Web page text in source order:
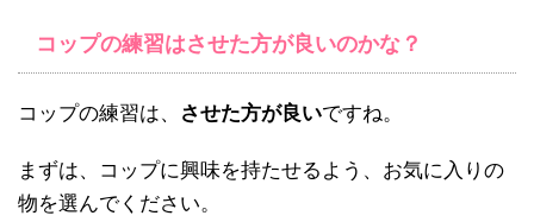
コップの練習はさせた方が良いのかな？
コップの練習は、 させた方が良いですね。
まずは、コップに興味を持たせるよう、お気に入りの
物を選んでください。